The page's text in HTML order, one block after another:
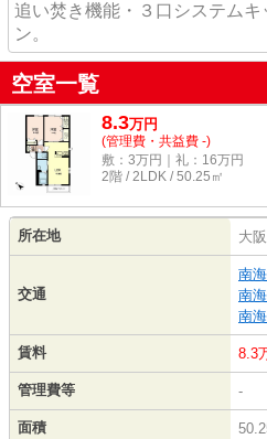
追い焚き機能・３口システム
ン。
空室一覧
8.3万円
(管理費・共益費 -)
敷：3万円｜礼：16万円
2階 / 2LDK / 50.25㎡
所在地 大
交通
南
南
南
賃料 8.3
管理費等 -
面積